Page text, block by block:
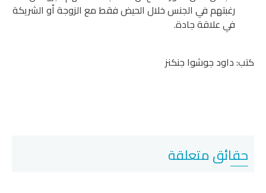
رغبتهم في الجنس خلال الحيض فقط مع الزوجة أو الشريكة
في علاقة جادة.
كتب: داود جوشوا جنكنز
حقائق متعلقة